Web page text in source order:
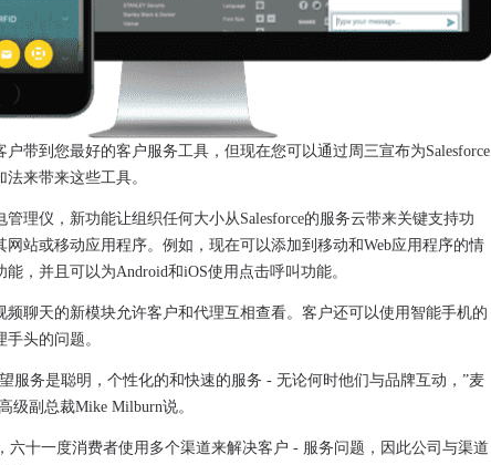
是2017年比利时CIO的首要任务
的新公司获得了收购
进入云中的方式吗？
：移动分析师表示，4G仍然有很多里程
City 2017 - 使用实用演示来鼓励Stem职业生涯
探测大数据泄露
止攻击者接管远程呈现系统
望谷歌的A.I.芯片
行建立了分析组
的新广告可能会在麦当劳举行坑
当·杰拉德，佐伊尔
姆唐宁，元
未染色的乌比提无线设备
户带到您最好的客户服务工具，但现在您可以通过周三宣布为Salesforce
来带来这些工具。
管理仪，新功能让组织任何大小从Salesforce的服务云带来关键支持功
网站或移动应用程序。例如，现在可以添加到移动和Web应用程序的情
，并且可以为Android和iOS使用点击呼叫功能。
频聊天的新模块允许客户和代理互相查看。客户还可以使用智能手机的
头的问题。
服务是聪明，个性化的和快速的服务 - 无论何时他们与品牌互动，”麦
级副总裁Mike Milburn说。
六十一度消费者使用多个渠道来解决客户 - 服务问题，因此公司与渠道